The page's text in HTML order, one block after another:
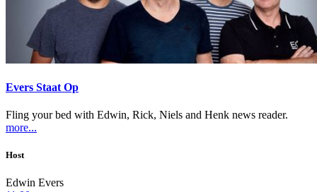
Evers Staat Op
Fling your bed with Edwin, Rick, Niels and Henk news reader.
more...
Host
Edwin Evers